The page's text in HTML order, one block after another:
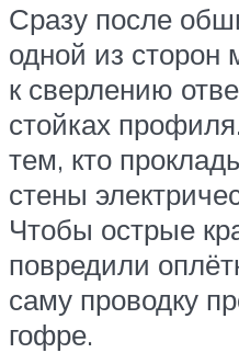
Сразу после
одной из сторон
к сверлению
стойках
тем, кто
стены
Чтобы острые
повредили
саму проводку
гофре.